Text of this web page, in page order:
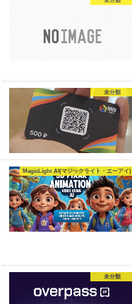
未分類
MagicLight AI(マジックライト・エーアイ)
未分類